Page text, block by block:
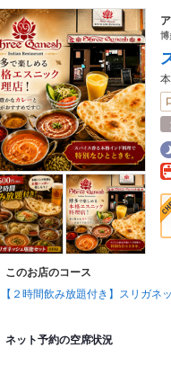
博
このお店のコース
【２時間飲み放題付き】スリガ
ネット予約の空席状況